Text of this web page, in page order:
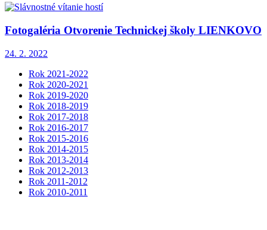
Fotogaléria Otvorenie Technickej školy LIENKOVO
24. 2. 2022
Rok 2021-2022
Rok 2020-2021
Rok 2019-2020
Rok 2018-2019
Rok 2017-2018
Rok 2016-2017
Rok 2015-2016
Rok 2014-2015
Rok 2013-2014
Rok 2012-2013
Rok 2011-2012
Rok 2010-2011